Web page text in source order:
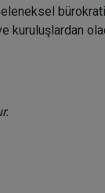
kuruluşlardan